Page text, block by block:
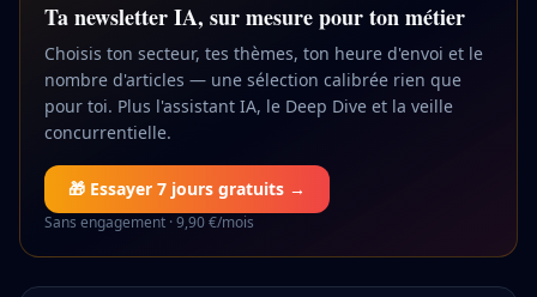
Ta newsletter IA, sur mesure pour ton métier
Choisis ton secteur, tes thèmes, ton heure d'envoi et le
nombre d'articles — une sélection calibrée rien que
pour toi. Plus l'assistant IA, le Deep Dive et la veille
concurrentielle.
🎁 Essayer 7 jours gratuits →
Sans engagement · 9,90 €/mois